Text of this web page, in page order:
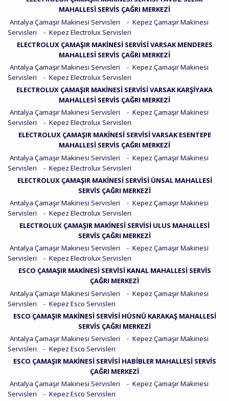
MAHALLESI SERVIS ÇAĞRI MERKEZI
Antalya Çamaşır Makinesi Servisleri
- Kepez Çamaşır Makinesi
Servisleri
- Kepez Electrolux Servisleri
ELECTROLUX ÇAMAŞIR MAKINESI SERVISI VARSAK MENDERES
MAHALLESI SERVIS ÇAĞRI MERKEZI
Antalya Çamaşır Makinesi Servisleri
- Kepez Çamaşır Makinesi
Servisleri
- Kepez Electrolux Servisleri
ELECTROLUX ÇAMAŞIR MAKINESI SERVISI VARSAK KARŞIYAKA
MAHALLESI SERVIS ÇAĞRI MERKEZI
Antalya Çamaşır Makinesi Servisleri
- Kepez Çamaşır Makinesi
Servisleri
- Kepez Electrolux Servisleri
ELECTROLUX ÇAMAŞIR MAKINESI SERVISI VARSAK ESENTEPE
MAHALLESI SERVIS ÇAĞRI MERKEZI
Antalya Çamaşır Makinesi Servisleri
- Kepez Çamaşır Makinesi
Servisleri
- Kepez Electrolux Servisleri
ELECTROLUX ÇAMAŞIR MAKINESI SERVISI ÜNSAL MAHALLESI
SERVIS ÇAĞRI MERKEZI
Antalya Çamaşır Makinesi Servisleri
- Kepez Çamaşır Makinesi
Servisleri
- Kepez Electrolux Servisleri
ELECTROLUX ÇAMAŞIR MAKINESI SERVISI ULUS MAHALLESI
SERVIS ÇAĞRI MERKEZI
Antalya Çamaşır Makinesi Servisleri
- Kepez Çamaşır Makinesi
Servisleri
- Kepez Electrolux Servisleri
ESCO ÇAMAŞIR MAKINESI SERVISI KANAL MAHALLESI SERVIS
ÇAĞRI MERKEZI
Antalya Çamaşır Makinesi Servisleri
- Kepez Çamaşır Makinesi
Servisleri
- Kepez Esco Servisleri
ESCO ÇAMAŞIR MAKINESI SERVISI HÜSNÜ KARAKAŞ MAHALLESI
SERVIS ÇAĞRI MERKEZI
Antalya Çamaşır Makinesi Servisleri
- Kepez Çamaşır Makinesi
Servisleri
- Kepez Esco Servisleri
ESCO ÇAMAŞIR MAKINESI SERVISI HABIBLER MAHALLESI SERVIS
ÇAĞRI MERKEZI
Antalya Çamaşır Makinesi Servisleri
- Kepez Çamaşır Makinesi
Servisleri
- Kepez Esco Servisleri